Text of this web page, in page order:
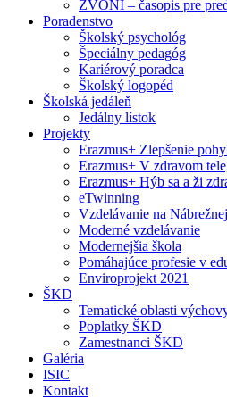
ZVONÍ – časopis pre
Poradenstvo
Školský psychológ
Špeciálny pedagóg
Kariérový poradca
Školský logopéd
Školská jedáleň
Jedálny lístok
Projekty
Erazmus+ Zlepšenie
Erazmus+ V zdravom
Erazmus+ Hýb sa a ži
eTwinning
Vzdelávanie na Nábrežnej
Moderné vzdelávanie
Modernejšia škola
Pomáhajúce profesie v
Enviroprojekt 2021
ŠKD
Tematické oblasti
Poplatky ŠKD
Zamestnanci ŠKD
Galéria
ISIC
Kontakt